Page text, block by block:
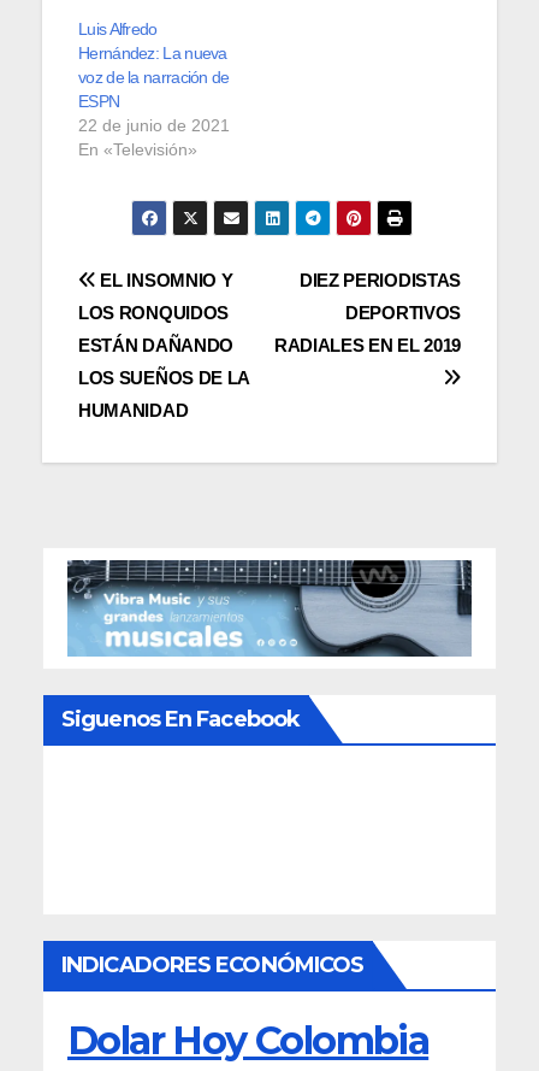
Luis Alfredo
Hernández: La nueva
voz de la narración de
ESPN
22 de junio de 2021
En «Televisión»
Navegación
de
entradas
DIEZ PERIODISTAS
DEPORTIVOS
RADIALES EN EL 2019
EL INSOMNIO Y
LOS RONQUIDOS
ESTÁN DAÑANDO
LOS SUEÑOS DE LA
HUMANIDAD
Siguenos En Facebook
INDICADORES ECONÓMICOS
Dolar Hoy Colombia